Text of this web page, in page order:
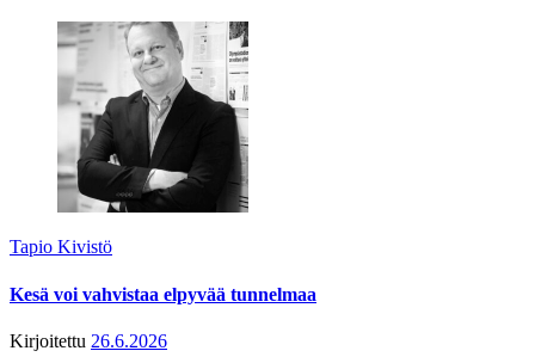
Tapio Kivistö
Kesä voi vahvistaa elpyvää tunnelmaa
Kirjoitettu 26.6.2026